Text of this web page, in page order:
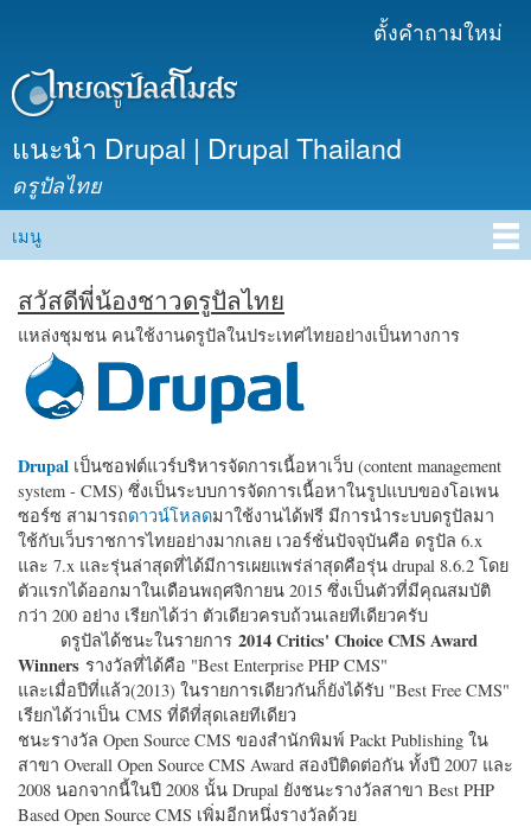
เนื้อหา
ตั้งคำถามใหม่
แนะนำ Drupal | Drupal Thailand
ดรูปัลไทย
Main menu
เมนู
สวัสดีพี่น้องชาวดรูปัลไทย
แหล่งชุมชน คนใช้งานดรูปัลในประเทศไทยอย่างเป็นทางการ
Drupal เป็นซอฟต์แวร์บริหารจัดการเนื้อหาเว็บ (content management
system - CMS) ซึ่งเป็นระบบการจัดการเนื้อหาในรูปแบบของโอเพน
ซอร์ซ สามารถดาวน์โหลดมาใช้งานได้ฟรี มีการนำระบบดรูปัลมา
ใช้กับเว็บราชการไทยอย่างมากเลย เวอร์ชั่นปัจจุบันคือ ดรูปัล 6.x
และ 7.x และรุ่นล่าสุดที่ได้มีการเผยแพร่ล่าสุดคือรุ่น drupal 8.6.2 โดย
ตัวแรกได้ออกมาในเดือนพฤศจิกายน 2015 ซึ่งเป็นตัวที่มีคุณสมบัติ
กว่า 200 อย่าง เรียกได้ว่า ตัวเดียวครบถ้วนเลยทีเดียวครับ
ดรูปัลได้ชนะในรายการ 2014 Critics' Choice CMS Award
Winners รางวัลที่ได้คือ "Best Enterprise PHP CMS"
และเมื่อปีที่แล้ว(2013) ในรายการเดียวกันก็ยังได้รับ "Best Free CMS"
เรียกได้ว่าเป็น CMS ที่ดีที่สุดเลยทีเดียว
ชนะรางวัล Open Source CMS ของสำนักพิมพ์ Packt Publishing ใน
สาขา Overall Open Source CMS Award สองปีติดต่อกัน ทั้งปี 2007 และ
2008 นอกจากนี้ในปี 2008 นั้น Drupal ยังชนะรางวัลสาขา Best PHP
Based Open Source CMS เพิ่มอีกหนึ่งรางวัลด้วย